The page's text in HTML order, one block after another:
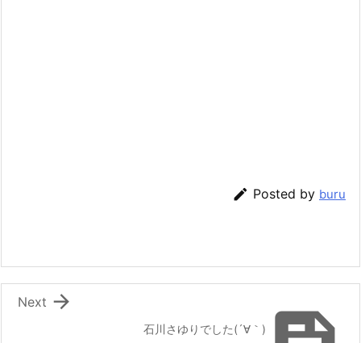
 Posted by buru
石川さゆりでした(´∀｀)

Next